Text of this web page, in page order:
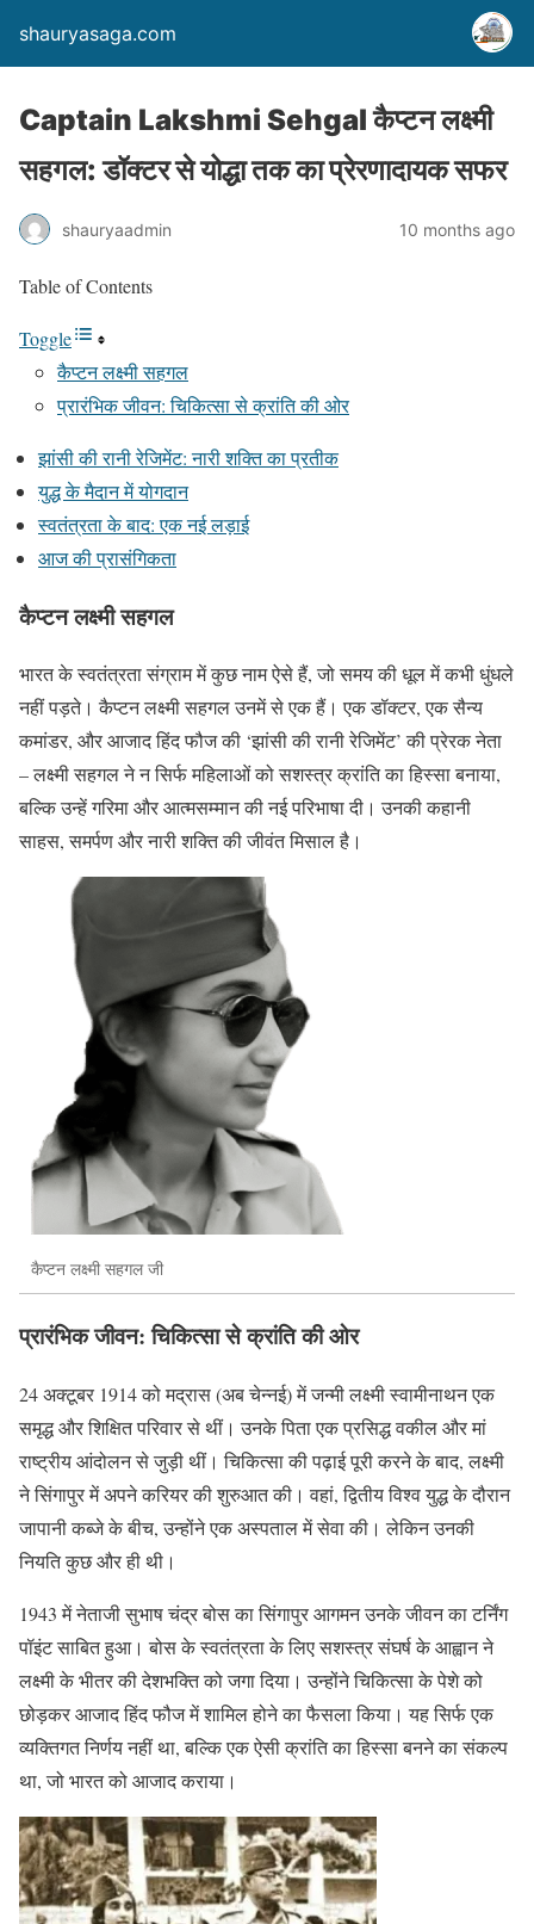
shauryasaga.com
Captain Lakshmi Sehgal कैप्टन लक्ष्मी
सहगल: डॉक्टर से योद्धा तक का प्रेरणादायक सफर
shauryaadmin 10 months ago
Table of Contents
Toggle
कैप्टन लक्ष्मी सहगल
प्रारंभिक जीवन: चिकित्सा से क्रांति की ओर
झांसी की रानी रेजिमेंट: नारी शक्ति का प्रतीक
युद्ध के मैदान में योगदान
स्वतंत्रता के बाद: एक नई लड़ाई
आज की प्रासंगिकता
कैप्टन लक्ष्मी सहगल
भारत के स्वतंत्रता संग्राम में कुछ नाम ऐसे हैं, जो समय की धूल में कभी धुंधले
नहीं पड़ते। कैप्टन लक्ष्मी सहगल उनमें से एक हैं। एक डॉक्टर, एक सैन्य
कमांडर, और आजाद हिंद फौज की ‘झांसी की रानी रेजिमेंट’ की प्रेरक नेता
– लक्ष्मी सहगल ने न सिर्फ महिलाओं को सशस्त्र क्रांति का हिस्सा बनाया,
बल्कि उन्हें गरिमा और आत्मसम्मान की नई परिभाषा दी। उनकी कहानी
साहस, समर्पण और नारी शक्ति की जीवंत मिसाल है।
कैप्टन लक्ष्मी सहगल जी
प्रारंभिक जीवन: चिकित्सा से क्रांति की ओर
24 अक्टूबर 1914 को मद्रास (अब चेन्नई) में जन्मी लक्ष्मी स्वामीनाथन एक
समृद्ध और शिक्षित परिवार से थीं। उनके पिता एक प्रसिद्ध वकील और मां
राष्ट्रीय आंदोलन से जुड़ी थीं। चिकित्सा की पढ़ाई पूरी करने के बाद, लक्ष्मी
ने सिंगापुर में अपने करियर की शुरुआत की। वहां, द्वितीय विश्व युद्ध के दौरान
जापानी कब्जे के बीच, उन्होंने एक अस्पताल में सेवा की। लेकिन उनकी
नियति कुछ और ही थी।
1943 में नेताजी सुभाष चंद्र बोस का सिंगापुर आगमन उनके जीवन का टर्निंग
पॉइंट साबित हुआ। बोस के स्वतंत्रता के लिए सशस्त्र संघर्ष के आह्वान ने
लक्ष्मी के भीतर की देशभक्ति को जगा दिया। उन्होंने चिकित्सा के पेशे को
छोड़कर आजाद हिंद फौज में शामिल होने का फैसला किया। यह सिर्फ एक
व्यक्तिगत निर्णय नहीं था, बल्कि एक ऐसी क्रांति का हिस्सा बनने का संकल्प
था, जो भारत को आजाद कराया।